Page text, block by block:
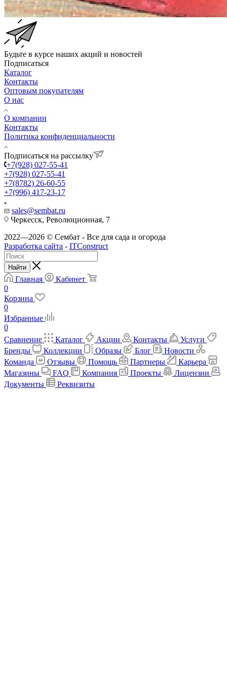
Будьте в курсе наших акций и новостей
Подписаться
Каталог
Контакты
Оптовым покупателям
О нас
О компании
Контакты
Политика конфиденциальности
Подписаться на рассылку
+7(928) 027-55-41
+7(928) 027-55-41
+7(8782) 26-60-55
+7(996) 417-23-17
sales@sembat.ru
Черкесск, Революционная, 7
2022—2026 © Сембат - Все для сада и огорода
Разработка сайта - ITConstruct
Найти
Главная
Кабинет
0
Корзина
0
Избранные
0
Сравнение
Каталог Акции Контакты
Услуги
Бренды
Коллекции Образы Блог
Новости
Команда
Отзывы Помощь Партнеры
Карьера
Магазины
FAQ Компания Проекты
Лицензии
Документы
Реквизиты